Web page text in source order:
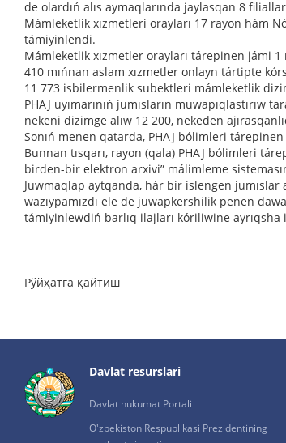
de olardıń alıs aymaqlarında jaylasqan 8
Mámleketlik xızmetleri orayları 17 rayon hám
támiyinlendi.
Mámleketlik xızmetler orayları tárepinen jámi
410 mıńnan aslam xızmetler onlayn tártipte
11 773 isbilermenlik subektleri mámleketlik
PHAJ uyımarınıń jumısların muwapıqlastırıw
nekeni dizimge alıw 12 200, nekeden
Sonıń menen qatarda, PHAJ bólimleri
Bunnan tısqarı, rayon (qala) PHAJ bólimleri
birden-bir elektron arxivi” málimleme
Juwmaqlap aytqanda, hár bir islengen
wazıypamızdı ele de juwapkershilik penen
támiyinlewdiń barlıq ilajları kóriliwine ayrıqsha
Рўйҳатга қайтиш
Davlat resurslari
Davlat hukumat Portali
O'zbekiston Respublikasi Prezidentining